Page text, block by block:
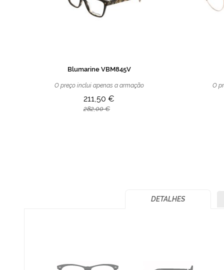
Blumarine VBM845V
O preço inclui apenas a armação
211,50 €
282,00 €
O
DETALHES